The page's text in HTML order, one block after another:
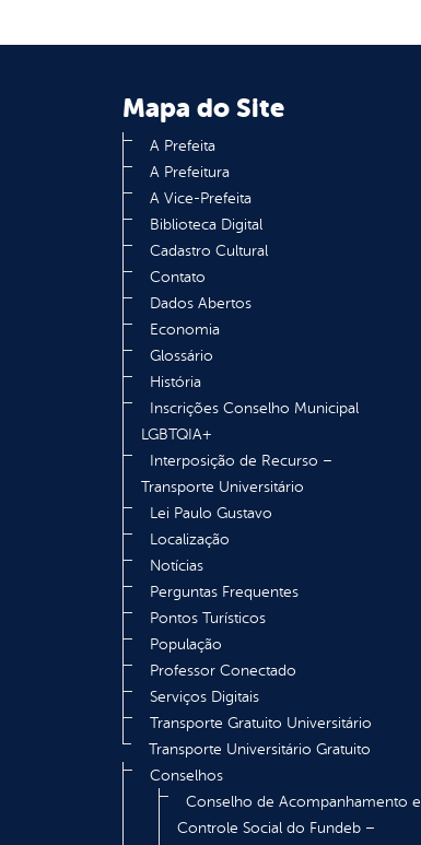
Mapa do Site
A Prefeita
A Prefeitura
A Vice-Prefeita
Biblioteca Digital
Cadastro Cultural
Contato
Dados Abertos
Economia
Glossário
História
Inscrições Conselho Municipal
LGBTQIA+
Interposição de Recurso –
Transporte Universitário
Lei Paulo Gustavo
Localização
Notícias
Perguntas Frequentes
Pontos Turísticos
População
Professor Conectado
Serviços Digitais
Transporte Gratuito Universitário
Transporte Universitário Gratuito
Conselhos
Conselho de Acompanhamento e
Controle Social do Fundeb –